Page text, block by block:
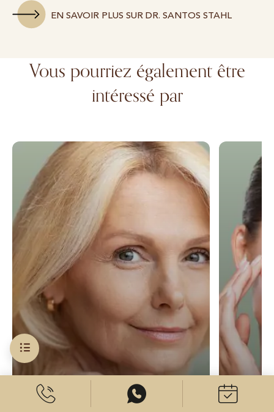
EN SAVOIR PLUS SUR DR. SANTOS STAHL
Vous pourriez également être
intéressé par
Supprimer les pattes d’oie
Supprimer les pattes d’oie
Booster de